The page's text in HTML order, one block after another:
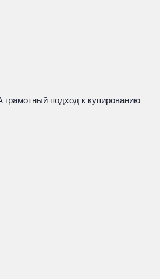
грамотный подход к купированию